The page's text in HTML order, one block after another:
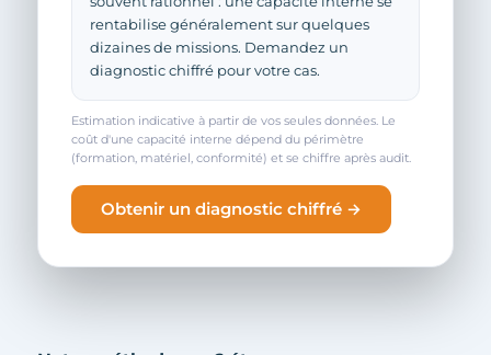
rentabilise généralement sur quelques
dizaines de missions. Demandez un
diagnostic chiffré pour votre cas.
Estimation indicative à partir de vos seules données. Le
coût d'une capacité interne dépend du périmètre
(formation, matériel, conformité) et se chiffre après audit.
Obtenir un diagnostic chiffré →